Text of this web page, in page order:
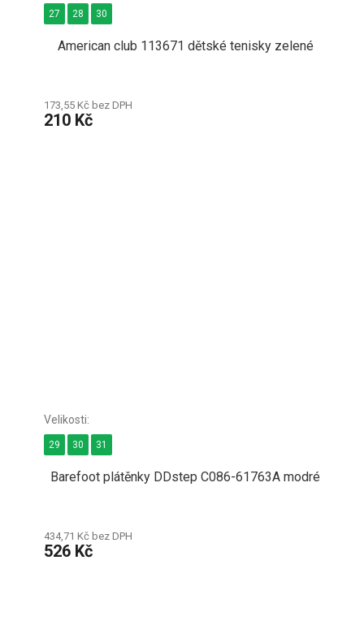
American club 113671 dětské tenisky zelené
173,55 Kč bez DPH
210 Kč
27 28 30
Barefoot plátěnky DDstep C086-61763A modré
434,71 Kč bez DPH
526 Kč
29 30 31